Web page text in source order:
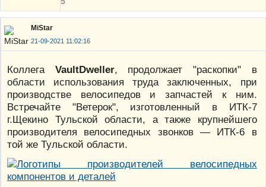
MiStar
21-09-2021 11:02:16
Коллега VaultDweller, продолжает "раскопки" в
области использования труда заключенных, при
производстве велосипедов и запчастей к ним.
Встречайте "Ветерок", изготовленный в ИТК-7
г.Щекино Тульской области, а также крупнейшего
производителя велосипедных звонков — ИТК-6 в
той же Тульской области.